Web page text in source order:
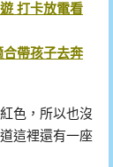
打卡放電看
合帶孩子去奔
色，所以也沒
這裡還有一座